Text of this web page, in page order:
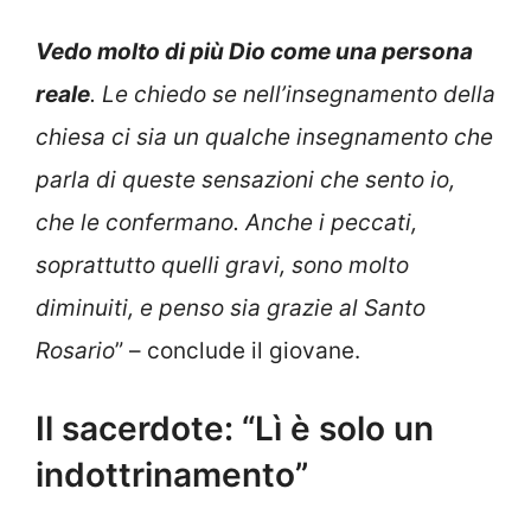
Vedo molto di più Dio come una persona
reale. Le chiedo se nell’insegnamento della
chiesa ci sia un qualche insegnamento che
parla di queste sensazioni che sento io,
che le confermano. Anche i peccati,
soprattutto quelli gravi, sono molto
diminuiti, e penso sia grazie al Santo
Rosario” – conclude il giovane.
Il sacerdote: “Lì è solo un
indottrinamento”